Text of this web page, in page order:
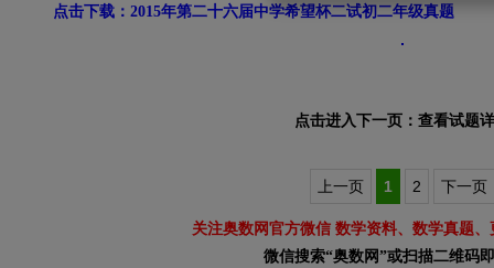
点击下载：2015年第二十六届中学希望杯二试初二年级真题
点击进入下一页：查看试题
上一页 1 2 下一页
关注奥数网官方微信 数学资料、数学真题
微信搜索“奥数网”或扫描二维码